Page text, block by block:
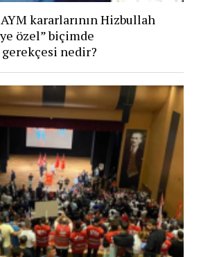
kararlarının Hizbullah
özel” biçimde
gerekçesi nedir?